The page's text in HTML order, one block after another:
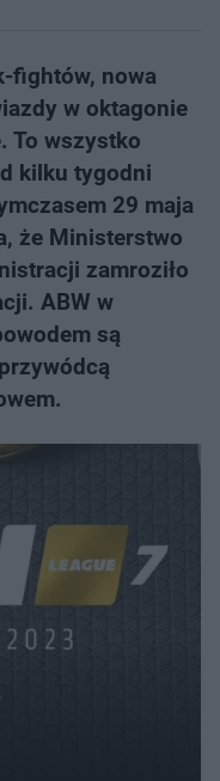
fightów, nowa
w oktagonie
To wszystko
kilku tygodni
29 maja
że Ministerstwo
zamroziło
ABW w
są